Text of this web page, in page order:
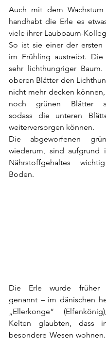
Auch mit dem
handhabt die Erle es
viele ihrer Laubbaum-
So ist sie einer der ersten
im Frühling austreibt.
sehr lichthungriger
oberen Blätter den
nicht mehr decken
noch grünen Blätter
sodass die unteren
weiterversorgen können.
Die abgeworfenen
wiederum, sind aufgrund
Nährstoffgehaltes
Boden.
Die Erle wurde früher
genannt – im dänischen
„Ellerkonge“
Kelten glaubten, dass
besondere Wesen